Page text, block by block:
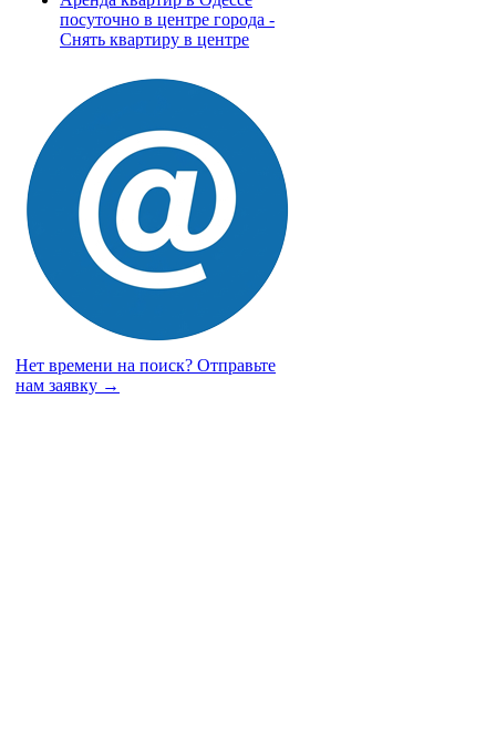
посуточно в центре города -
Снять квартиру в центре
Нет времени на поиск? Отправьте
нам заявку →